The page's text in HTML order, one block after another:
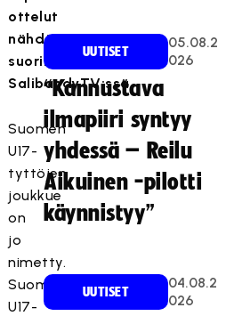
ottelut
nähdään
suorina
SalibandyTV:ssä.
Suomen
U17-
tyttöjen
joukkue
on
jo
nimetty.
Suomen
U17-
UUTISET
05.08.2
026
“Kannustava
ilmapiiri syntyy
yhdessä – Reilu
Aikuinen -pilotti
käynnistyy”
UUTISET
04.08.2
026